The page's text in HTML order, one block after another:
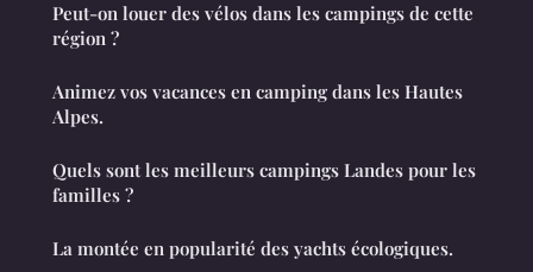
Peut-on louer des vélos dans les campings de cette
région ?
Animez vos vacances en camping dans les Hautes
Alpes.
Quels sont les meilleurs campings Landes pour les
familles ?
La montée en popularité des yachts écologiques.